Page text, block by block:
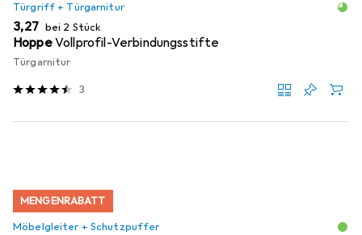
Türgriff + Türgarnitur
EUR
3,27 bei 2 Stück
HoppeVollprofil-Verbindungsstifte
Türgarnitur
3
MENGENRABATT
Möbelgleiter + Schutzpuffer